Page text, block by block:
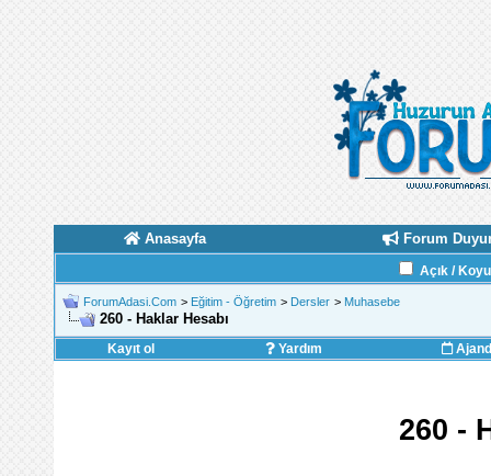
Anasayfa Forum
Açık /
ForumAdasi.Com > Eğitim - Öğretim > Dersler > Muhasebe
260 - Haklar Hesabı
Kayıt ol Yardım
260 -